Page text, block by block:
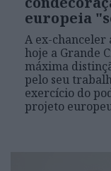
europeia
A ex-
hoje a Grande
máxima
pelo seu
exercício do
projeto